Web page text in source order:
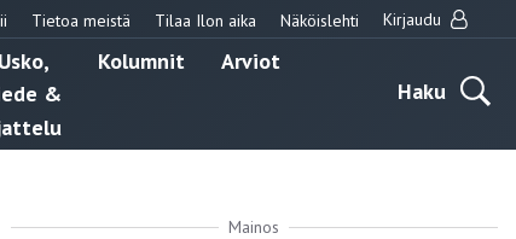
Tietoa meistä Tilaa Ilon aika Näköislehti Kirjaudu
Usko,
&
Kolumnit
Arviot
Haku
Mainos